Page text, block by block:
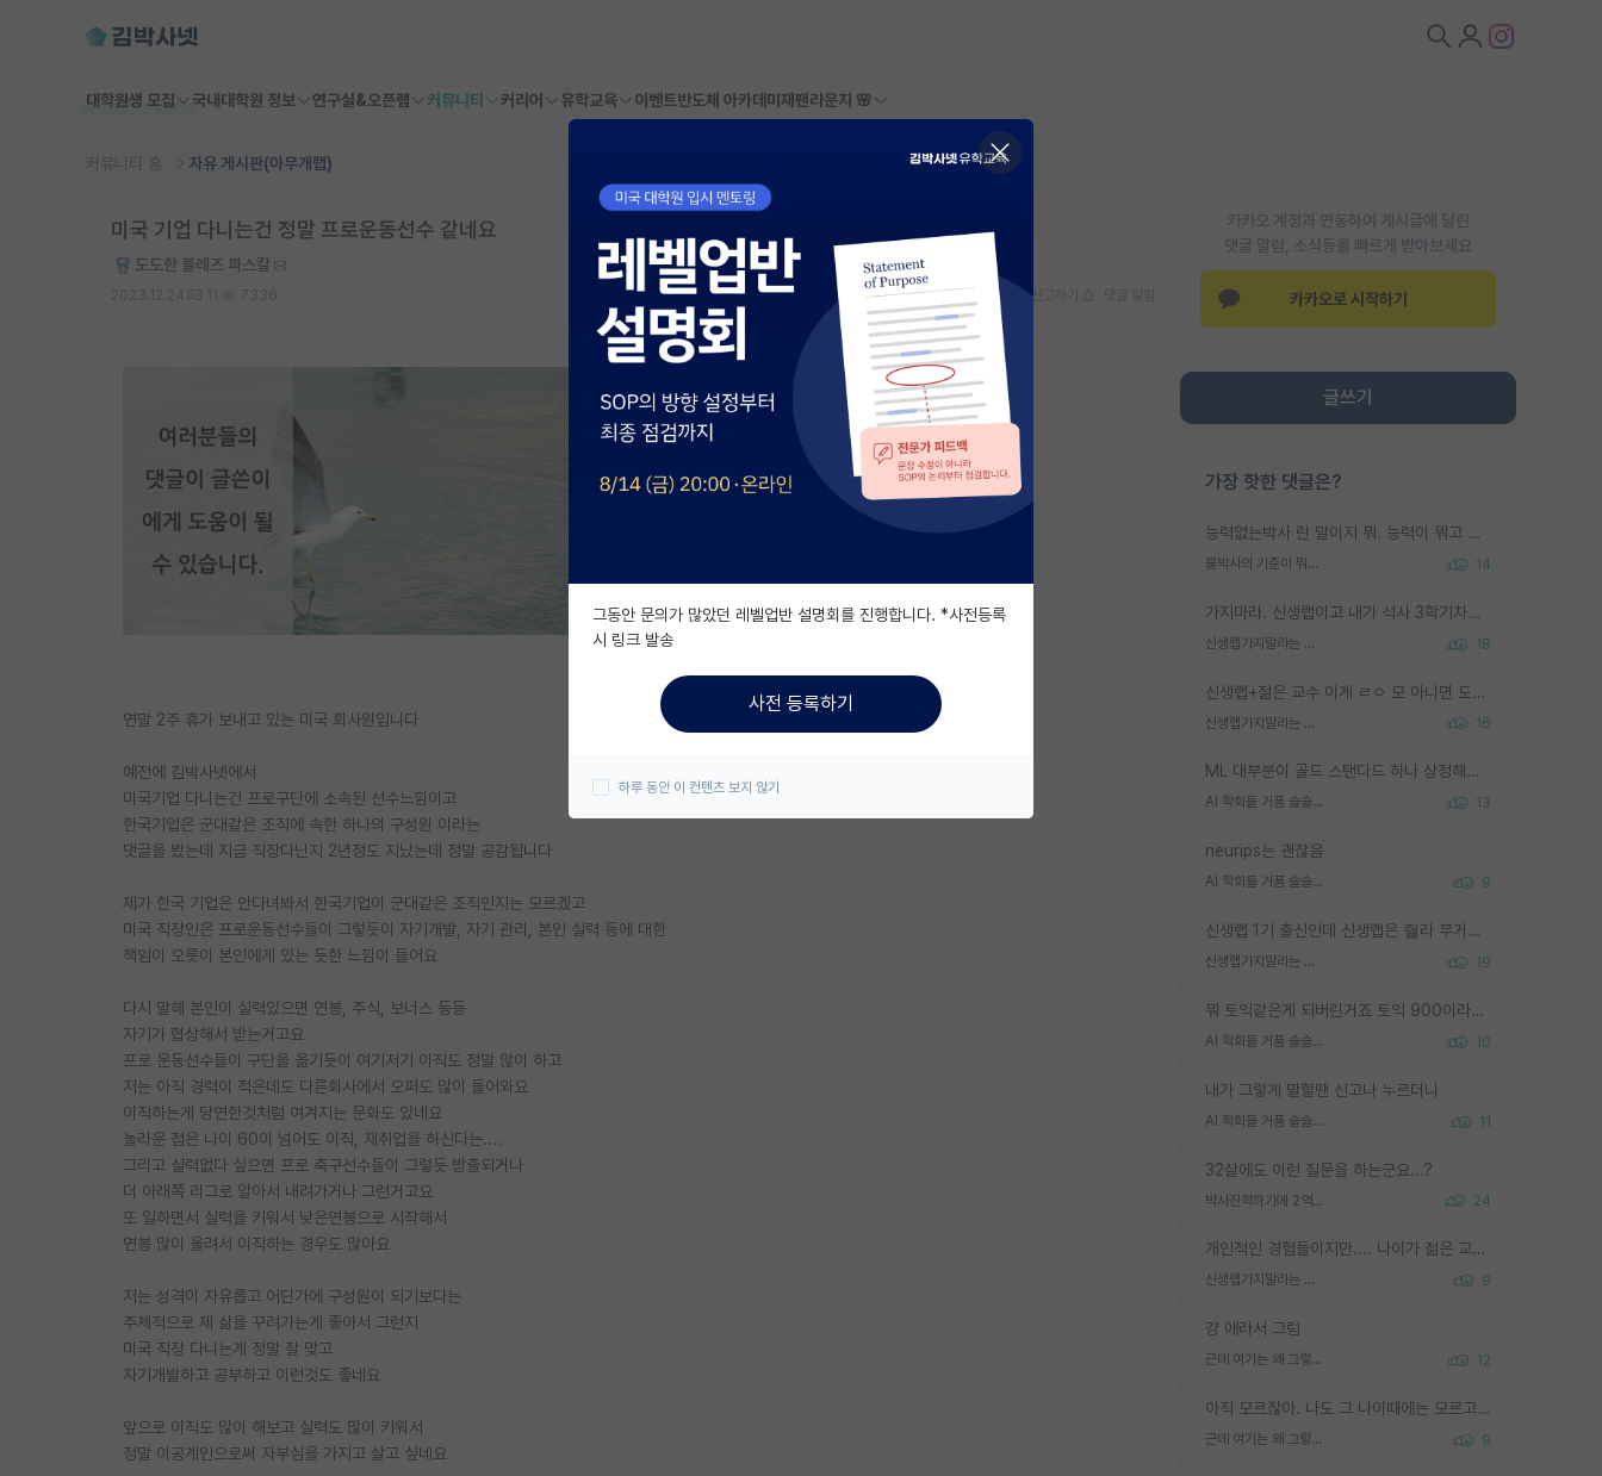
대학원생 모집 국내대학원 정보 연구실&오픈랩 커뮤니티 커리어 유학교육 이벤트반도체 아카데미 재팬라운지 🌸
커뮤니티 홈 자유 게시판(아무개랩)
카카오 계정과 연동하여 게시글에 달린
댓글 알람, 소식등을 빠르게 받아보세요
카카오로 시작하기
글쓰기
가장 핫한 댓글은?
능력없는박사 란 말이지 뭐. 능력이 뭐고 능력이 있다는게 뭔지는 사람마다 기준이 다르니까 얘기해봐야 서로 자기 기준만 얘기해서 논쟁이 끝이 안나고. 주위에서 능력있고 야심있는 신입생이 교수가 유의미한 피드백을 아예 안주면서 제대로된 과제에 참여해볼 기회도 제공하지 않고 잡일 뺑뺑이만 돌려서 맨날 단순작업만 하면서 밤새다가 눈빛이 점점 죽어가는걸 본 사람은 물박사는 교수탓이라고 하고, 교수는 이것저것 알려도 주고 기회도 주고 사수 동기 붙여주면서 어떻게든 끌고가려고 하는데 본인이 매일 뺀질거리면서 출근 하는둥마는둥 하다가 기껏 와서도 폰이나 쳐다보다가 실험 망치고 저녁약속있어서 먼저 가볼게요~ 하는걸 본 사람은 물박사는 본인탓이라고 함.
물박사의 기준이 뭐임? 14
가지마라. 신생랩이고 내가 석사 3학기차인데 최고참인데 나도 아무것도 모르는데 교수가 후배들 왜 논문 교육 안시키냐. 논문 왜 안 써오냐 닦달한다
신생랩가지말라는 이유가 있었구나 18
신생랩+젊은 교수 이게 ㄹㅇ 모 아니면 도인듯.
신생랩가지말라는 이유가 있었구나 16
ML 대부분이 골드 스탠다드 하나 상정해놓고 (벤치마크 데이터셋이 여러 개면 여러 개 상정) 그거 얼마나 잘 맞추나 싸움임 가끔 번뜩이는 설계 철학을 보여주는 논문들도 있지만 대부분 그거 성적 얼마나 더 올리느라에 혈안이 되어 있는 측면이 잇음
AI 학회들 거품 슬슬 지적이 나오네요 13
neurips는 괜찮음
AI 학회들 거품 슬슬 지적이 나오네요 9
신생랩 1기 출신인데 신생랩은 줠라 무거운 바벨 같은거임. 들면 대박인데 못들면 깔려 죽음. 아무도 알려주지 않는 환경에서 자생해야하지만, 일단 살아남았다면 그 어떤 사람보다 악착같고 생존력 높은 사람으로 거듭날 수 있음
신생랩가지말라는 이유가 있었구나 19
뭐 토익같은게 되버린거죠 토익 900이라고 영어잘하는건 아닙니다만 잘하는사람은 다 900을 넘는 그런
AI 학회들 거품 슬슬 지적이 나오네요 10
내가 그렇게 말할땐 신고나 누르더니
AI 학회들 거품 슬슬 지적이 나오네요 11
32살에도 이런 질문을 하는군요...?
박사진학하기에 2억은 괜찮은 (?) 정도의 경제력인가요 24
개인적인 경험들이지만.... 나이가 젊은 교수일수록 꼰대라는 가면을 쓴 채로 무례함을 행동하는 경우가 거의 90% 정도였음. 나이가 어린데 다른 또래들과 달리 명예, 권력, 재력까지 얻었으니 세상 다 가진 기분이겠지. 오히러 나이 든 교수들이 행동과 말을 더 조심하시더라.
신생랩가지말라는 이유가 있었구나 9
걍 애라서 그럼
근데 여기는 왜 그렇게 SPK를 물어보는거임? 12
아직 모르잖아. 나도 그 나이때에는 모르고 평가 받고 안심하고 싶었어.
근데 여기는 왜 그렇게 SPK를 물어보는거임? 9
미국 기업 다니는건 정말 프로운동선수 같네요
도도한 블레즈 파스칼
스크랩 신고하기
연말 2주 휴가 보내고 있는 미국 회사원입니다
예전에 김박사넷에서
미국기업 다니는건 프로구단에 소속된 선수느낌이고
한국기업은 군대같은 조직에 속한 하나의 구성원 이라는
댓글을 봤는데 지금 직장다닌지 2년정도 지났는데 정말 공감됩니다
제가 한국 기업은 안다녀봐서 한국기업이 군대같은 조직인지는 모르겠고
미국 직장인은 프로운동선수들이 그렇듯이 자기개발, 자기 관리, 본인 실력 등에 대한
책임이 오롯이 본인에게 있는 듯한 느낌이 들어요
다시 말해 본인이 실력있으면 연봉, 주식, 보너스 등등
자기가 협상해서 받는거고요
프로 운동선수들이 구단을 옮기듯이 여기저기 이직도 정말 많이 하고
저는 아직 경력이 적은데도 다른회사에서 오퍼도 많이 들어와요
이직하는게 당연한것처럼 여겨지는 문화도 있네요
놀라운 점은 나이 60이 넘어도 이직, 재취업을 하신다는....
그리고 실력없다 싶으면 프로 축구선수들이 그렇듯 방출되거나
더 아래쪽 리그로 알아서 내려가거나 그런거고요
또 일하면서 실력을 키워서 낮은연봉으로 시작해서
연봉 많이 올려서 이직하는 경우도 많아요
저는 성격이 자유롭고 어딘가에 구성원이 되기보다는
주체적으로 제 삶을 꾸려가는게 좋아서 그런지
미국 직장 다니는게 정말 잘 맞고
자기개발하고 공부하고 이런것도 좋네요
앞으로 이직도 많이 해보고 실력도 많이 키워서
정말 이공계인으로써 자부심을 가지고 살고 싶네요
그동안 문의가 많았던 레벨업반 설명회를 진행합니다. *사전등록
시 링크 발송
사전 등록하기
하루 동안 이 컨텐츠 보지 않기